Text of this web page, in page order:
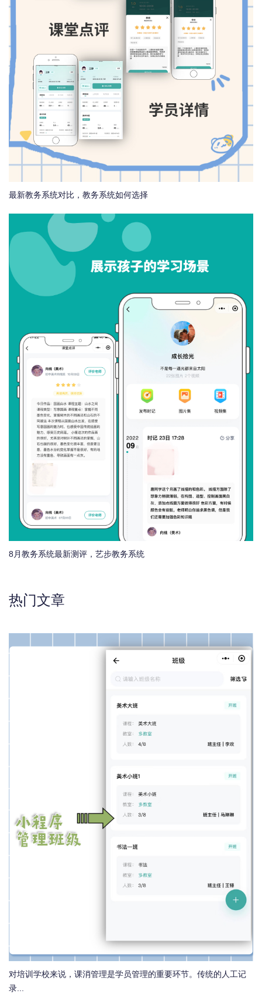
最新教务系统对比，教务系统如何选择
8月教务系统最新测评，艺步教务系统
热门文章
对培训学校来说，课消管理是学员管理的重要环节。传统的人工记
录...